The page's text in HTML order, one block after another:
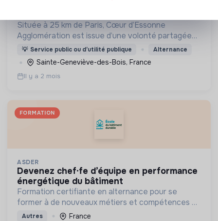
Située à 25 km de Paris, Cœur d’Essonne
Agglomération est issue d’une volonté partagée
des 21 communes membres de construire un cadre
de vie durable, solidaire et attractif pour ses 208
000 habitants
💡 Service public ou d’utilité publique Alternance
Sainte-Geneviève-des-Bois, France
Il y a 2 mois
FORMATION
ASDER
devenez chef·fe d’équipe en performance
énergétique du bâtiment
Formation certifiante en alternance pour se
former à de nouveaux métiers et compétences en
énergie et bâtiment durables
Autres France